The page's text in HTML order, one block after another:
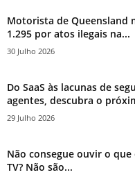
Motorista de Queensland
1.295 por atos ilegais na...
30 Julho 2026
Do SaaS às lacunas de
agentes, descubra o
29 Julho 2026
Não consegue ouvir o que
TV? Não são...